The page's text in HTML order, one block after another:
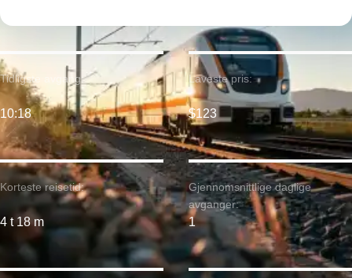
Korteste reisetid:
4 t 18 m
Tidligste avgang:
10:18
Laveste pris:
$123
Gjennomsnittlige daglige
avganger:
1